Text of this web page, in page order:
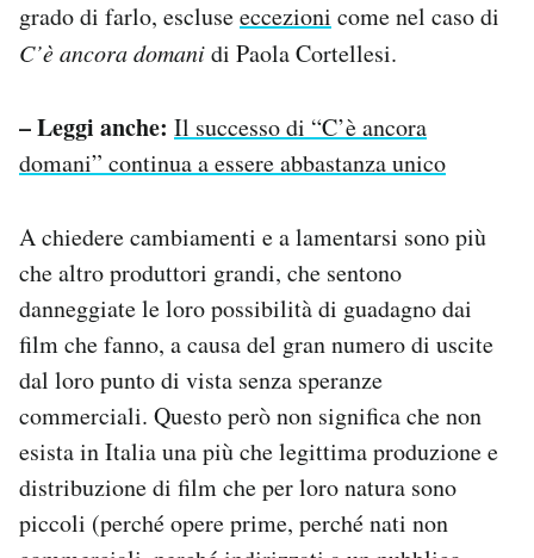
grado di farlo, escluseeccezioni come nel caso di
C’è ancora domanidi Paola Cortellesi.
– Leggi anche: Il successo di “C’è ancora
domani” continua a essere abbastanza unico
A chiedere cambiamenti e a lamentarsi sono più
che altro produttori grandi, che sentono
danneggiate le loro possibilità di guadagno dai
film che fanno, a causa del gran numero di uscite
dal loro punto di vista senza speranze
commerciali. Questo però non significa che non
esista in Italia una più che legittima produzione e
distribuzione di film che per loro natura sono
piccoli (perché opere prime, perché nati non